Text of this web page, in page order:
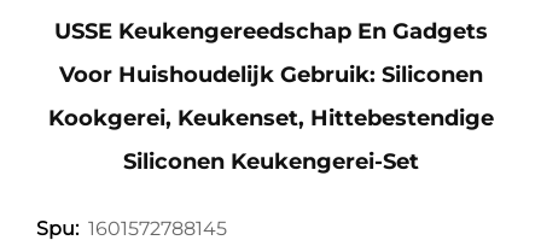
USSE Keukengereedschap En Gadgets
Voor Huishoudelijk Gebruik: Siliconen
Kookgerei, Keukenset, Hittebestendige
Siliconen Keukengerei-Set
Spu: 1601572788145